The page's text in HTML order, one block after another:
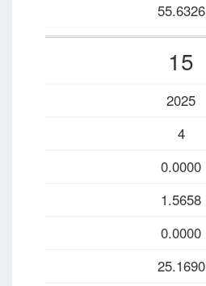
55.6326
15
2025
4
0.0000
1.5658
0.0000
25.1690